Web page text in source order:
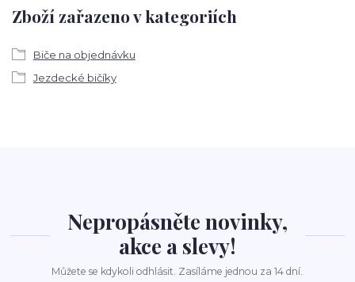
Zboží zařazeno v kategoriích
Biče na objednávku
Jezdecké bičíky
Nepropásněte novinky,
akce a slevy!
Můžete se kdykoli odhlásit. Zasíláme jednou za 14 dní.